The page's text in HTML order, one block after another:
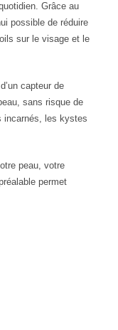
Grâce au
possible de réduire
sur le visage et le
capteur de
sans risque de
incarnés, les kystes
peau, votre
permet